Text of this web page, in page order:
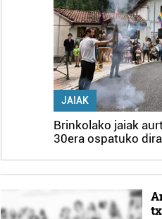
JAIAK
Brinkolako jaiak
30era ospatuko dira